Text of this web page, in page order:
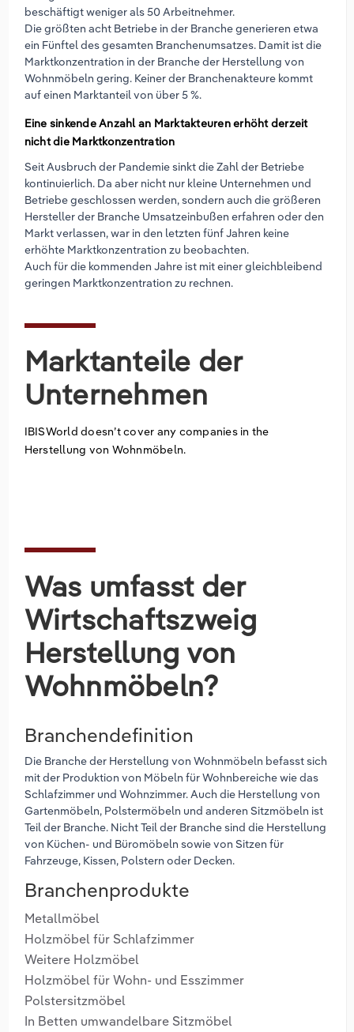
beschäftigt weniger als 50 Arbeitnehmer.
Die größten acht Betriebe in der Branche generieren etwa
ein Fünftel des gesamten Branchenumsatzes. Damit ist die
Marktkonzentration in der Branche der Herstellung von
Wohnmöbeln gering. Keiner der Branchenakteure kommt
auf einen Marktanteil von über 5 %.
Eine sinkende Anzahl an Marktakteuren erhöht derzeit
nicht die Marktkonzentration
Seit Ausbruch der Pandemie sinkt die Zahl der Betriebe
kontinuierlich. Da aber nicht nur kleine Unternehmen und
Betriebe geschlossen werden, sondern auch die größeren
Hersteller der Branche Umsatzeinbußen erfahren oder den
Markt verlassen, war in den letzten fünf Jahren keine
erhöhte Marktkonzentration zu beobachten.
Auch für die kommenden Jahre ist mit einer gleichbleibend
geringen Marktkonzentration zu rechnen.
Marktanteile der
Unternehmen
IBISWorld doesn’t cover any companies in the
Herstellung von Wohnmöbeln.
Was umfasst der
Wirtschaftszweig
Herstellung von
Wohnmöbeln?
Branchendefinition
Die Branche der Herstellung von Wohnmöbeln befasst sich
mit der Produktion von Möbeln für Wohnbereiche wie das
Schlafzimmer und Wohnzimmer. Auch die Herstellung von
Gartenmöbeln, Polstermöbeln und anderen Sitzmöbeln ist
Teil der Branche. Nicht Teil der Branche sind die Herstellung
von Küchen- und Büromöbeln sowie von Sitzen für
Fahrzeuge, Kissen, Polstern oder Decken.
Branchenprodukte
Metallmöbel
Holzmöbel für Schlafzimmer
Weitere Holzmöbel
Holzmöbel für Wohn- und Esszimmer
Polstersitzmöbel
In Betten umwandelbare Sitzmöbel